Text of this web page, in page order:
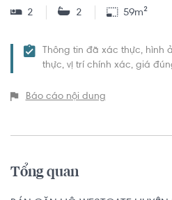
2 2 59m²
Thông tin đã xác thực, hình
thực, vị trí chính xác, giá
Báo cáo nội dung
Tổng quan